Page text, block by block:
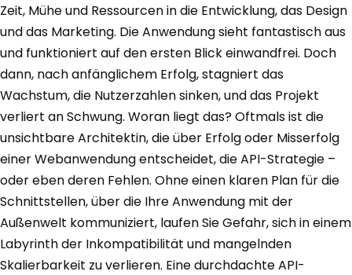
Zeit, Mühe und Ressourcen in die Entwicklung, das Design
und das Marketing. Die Anwendung sieht fantastisch aus
und funktioniert auf den ersten Blick einwandfrei. Doch
dann, nach anfänglichem Erfolg, stagniert das
Wachstum, die Nutzerzahlen sinken, und das Projekt
verliert an Schwung. Woran liegt das? Oftmals ist die
unsichtbare Architektin, die über Erfolg oder Misserfolg
einer Webanwendung entscheidet, die API-Strategie –
oder eben deren Fehlen. Ohne einen klaren Plan für die
Schnittstellen, über die Ihre Anwendung mit der
Außenwelt kommuniziert, laufen Sie Gefahr, sich in einem
Labyrinth der Inkompatibilität und mangelnden
Skalierbarkeit zu verlieren. Eine durchdachte API-